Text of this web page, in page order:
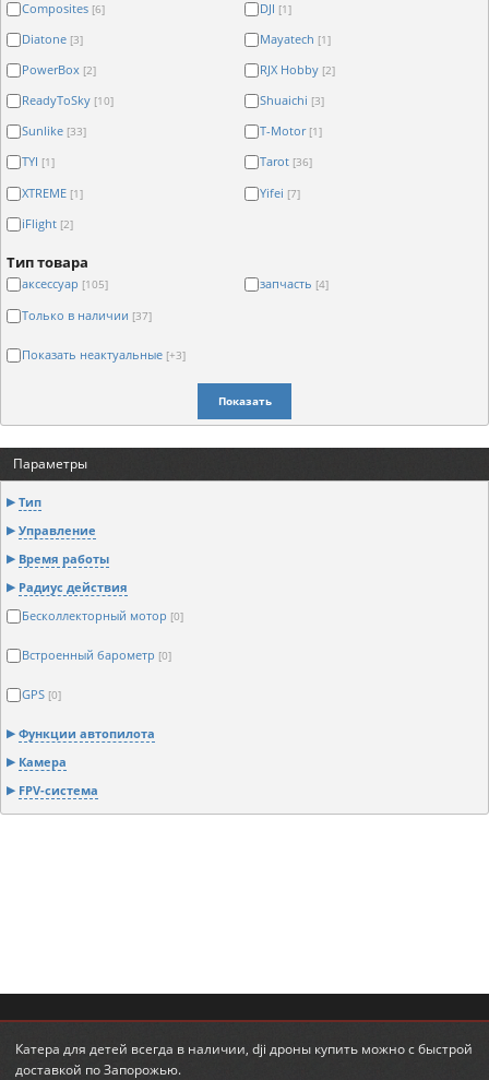
Composites [6] DJI [1]
Diatone [3] Mayatech [1]
PowerBox [2] RJX Hobby [2]
ReadyToSky [10] Shuaichi [3]
Sunlike [33] T-Motor [1]
TYI [1] Tarot [36]
XTREME [1] Yifei [7]
iFlight [2]
Тип товара
аксессуар [105] запчасть [4]
Только в наличии [37]
Показать неактуальные [+3]
Показать
Параметры
Тип
Управление
Время работы
Радиус действия
Бесколлекторный мотор [0]
Встроенный барометр [0]
GPS [0]
Функции автопилота
Камера
FPV-система
Катера для детей всегда в наличии, dji дроны купитьможно с быстрой
доставкой по Запорожью.